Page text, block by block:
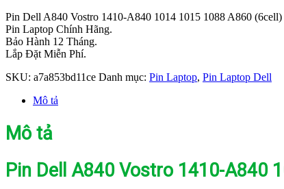
Pin Dell A840 Vostro 1410-A840 1014 1015 1088 A860 (6cell)
Pin Laptop Chính Hãng.
Bảo Hành 12 Tháng.
Lắp Đặt Miễn Phí.
SKU: a7a853bd11ce Danh mục: Pin Laptop, Pin Laptop Dell
Mô tả
Mô tả
Pin Dell A840 Vostro 1410-A840